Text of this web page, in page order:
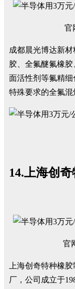
官
成都晨光博达新
胶、全氟醚氟橡
面活性剂等氟精
特殊要求的全氟混
14.上海创
官
上海创奇特种橡
厂，公司成立于